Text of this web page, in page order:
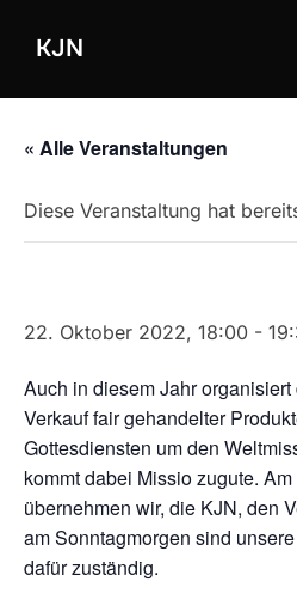
InhaltKJN
« Alle Veranstaltungen
Diese Veranstaltung hat
22. Oktober 2022, 18:00 -
Auch in diesem Jahr
Verkauf fair gehandelter
Gottesdiensten um den
kommt dabei Missio zugute.
übernehmen wir, die KJN, den
am Sonntagmorgen sind
dafür zuständig.